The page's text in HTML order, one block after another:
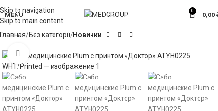
Skip to navigation
Skip to main content
MENU
0
0,00
Главная Без категорії Новинки
Click to enlarge